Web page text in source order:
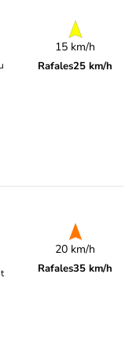
15 km/h
Rafales25 km/h
20 km/h
Rafales35 km/h